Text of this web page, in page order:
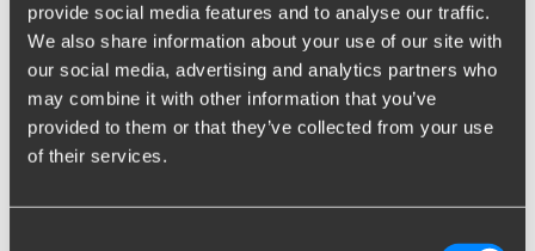
provide social media features and to analyse our traffic.
We also share information about your use of our site with
our social media, advertising and analytics partners who
may combine it with other information that you’ve
provided to them or that they’ve collected from your use
of their services.
Nie logowałeś się wcześniej do naszego
nowego sklepu internetowego za pomocą
adresu e-mail?
ceny brutto i netto?